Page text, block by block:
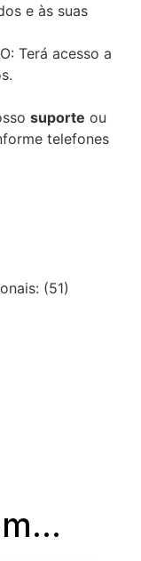
e às suas
Terá acesso a
suporte ou
telefones
(51)